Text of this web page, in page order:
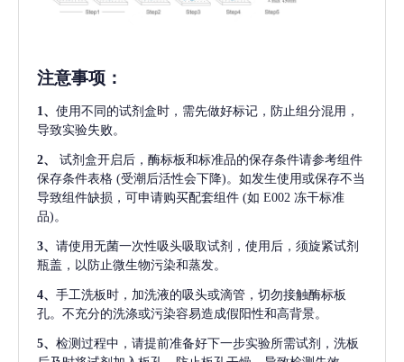
注意事项 ：
1、 使用不同的试剂盒时，需先做好标记，防止组分混用，
导致实验失败。
2、
试剂盒开启后，酶标板和标准品的保存条件请参考组件
保存条件表格 (受潮后活性会下降)。如发生使用或保存不当
导致组件缺损，可申请购买配套组件 (如 E002 冻干标准
品)。
3、 请使用无菌一次性吸头吸取试剂，使用后，须旋紧试剂
瓶盖，以防止微生物污染和蒸发。
4、 手工洗板时，加洗液的吸头或滴管，切勿接触酶标板
孔。不充分的洗涤或污染容易造成假阳性和高背景。
5、 检测过程中，请提前准备好下一步实验所需试剂，洗板